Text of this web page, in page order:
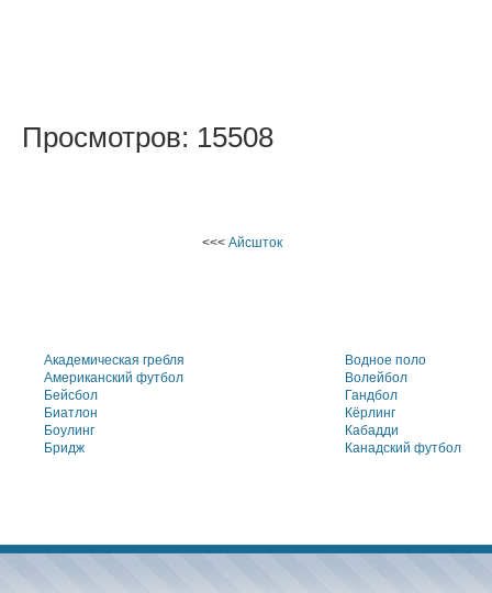
Просмотров: 15508
<<< Айсшток
Академическая гребля
Американский футбол
Бейсбол
Биатлон
Боулинг
Бридж
Водное поло
Волейбол
Гандбол
Кёрлинг
Кабадди
Канадский футбол